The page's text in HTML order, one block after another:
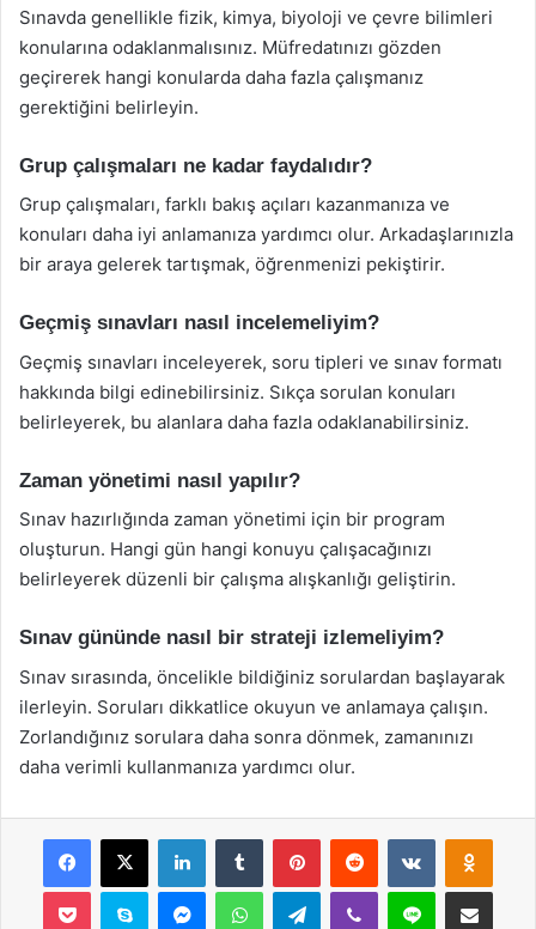
Sınavda genellikle fizik, kimya, biyoloji ve çevre bilimleri
konularına odaklanmalısınız. Müfredatınızı gözden
geçirerek hangi konularda daha fazla çalışmanız
gerektiğini belirleyin.
Grup çalışmaları ne kadar faydalıdır?
Grup çalışmaları, farklı bakış açıları kazanmanıza ve
konuları daha iyi anlamanıza yardımcı olur. Arkadaşlarınızla
bir araya gelerek tartışmak, öğrenmenizi pekiştirir.
Geçmiş sınavları nasıl incelemeliyim?
Geçmiş sınavları inceleyerek, soru tipleri ve sınav formatı
hakkında bilgi edinebilirsiniz. Sıkça sorulan konuları
belirleyerek, bu alanlara daha fazla odaklanabilirsiniz.
Zaman yönetimi nasıl yapılır?
Sınav hazırlığında zaman yönetimi için bir program
oluşturun. Hangi gün hangi konuyu çalışacağınızı
belirleyerek düzenli bir çalışma alışkanlığı geliştirin.
Sınav gününde nasıl bir strateji izlemeliyim?
Sınav sırasında, öncelikle bildiğiniz sorulardan başlayarak
ilerleyin. Soruları dikkatlice okuyun ve anlamaya çalışın.
Zorlandığınız sorulara daha sonra dönmek, zamanınızı
daha verimli kullanmanıza yardımcı olur.
Facebook
X LinkedInTumblr PinterestReddit VKontakte
Pocket Skype MessengerWhatsAppTelegramViber Line E-Posta ile